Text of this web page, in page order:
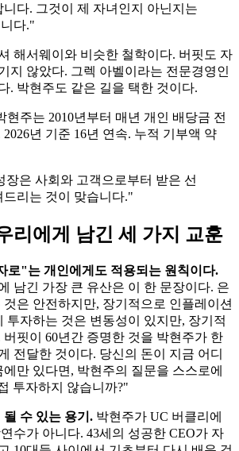
니다. 그것이 제 자녀인지 아닌지는
다."
해서웨이와 비슷한 철학이다. 버핏도 자
지 않았다. 그렉 아벨이라는 전문경영인
. 박현주도 같은 길을 택한 것이다.
현주는 2010년부터 매년 개인 배당금 전
년 기준 16년 연속. 누적 기부액 약
장은 사회와 고객으로부터 받은 선
드리는 것이 맞습니다."
리에게 남긴 세 가지 교훈
로"는 개인에게도 적용되는 원칙이다.
남긴 가장 큰 유산은 이 한 문장이다. 은
은 안전하지만, 장기적으로 인플레이션
투자하는 것은 변동성이 있지만, 장기적
버핏이 60년간 증명한 것을 박현주가 한
전달한 것이다. 당신의 돈이 지금 어디
만 있다면, 박현주의 질문을 스스로에
투자하지 않습니까?"
될 수 있는 용기. 박현주가 UC 버클리에
수가 아니다. 43세의 성공한 CEO가 자